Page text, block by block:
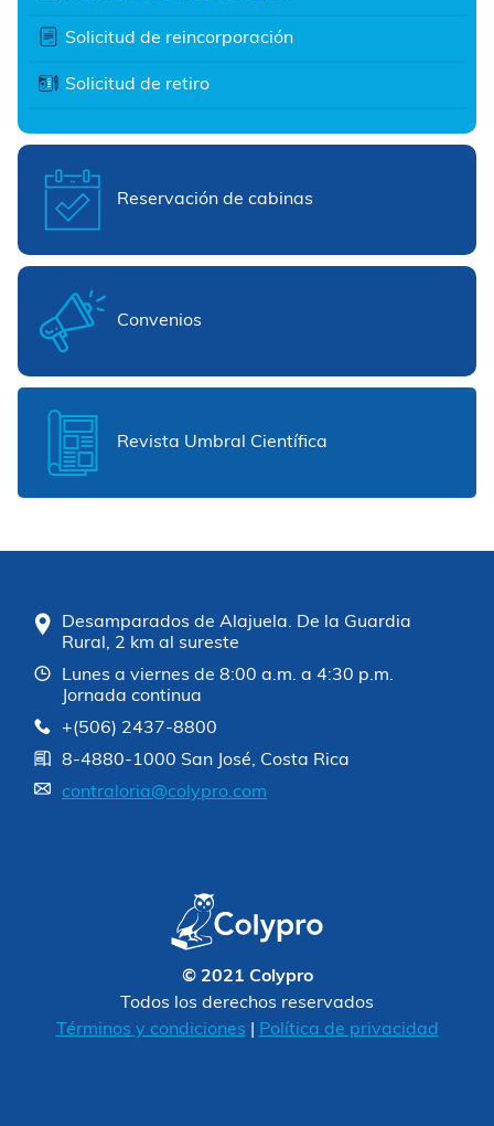
Solicitud de reincorporación
Solicitud de retiro
Reservación de cabinas
Convenios
Revista Umbral Científica
Desamparados de Alajuela. De la Guardia
Rural, 2 km al sureste
Lunes a viernes de 8:00 a.m. a 4:30 p.m.
Jornada continua
+(506) 2437-8800
8-4880-1000 San José, Costa Rica
contraloria@colypro.com
© 2021 Colypro
Todos los derechos reservados
Términos y condiciones
Política de privacidad